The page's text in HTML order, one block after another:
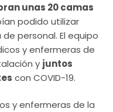
unas 20 camas
podido utilizar
personal. El equipo
y enfermeras de
y juntos
con COVID-19.
y enfermeras de la